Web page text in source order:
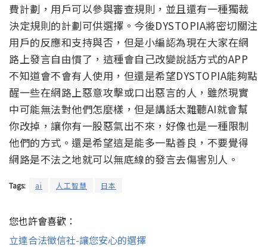
費計劃，用戶可以參與審查規則，並且還有一種獨裁
決定規則的計劃可供選擇。今後DYSTOPIA將密切關注
用戶的反應和支持與否，但是小編認為現在大家在網
路上發言自由慣了，這種會自己改變說話方式的APP
不知道會不會有人使用，但還是希望DYSTOPIA能夠點
醒一些在網路上惡意攻擊或口出惡言的人，雖然現實
中可能無法對他們怎麼樣，但是講話太難聽AI就會幫
你改掉，讓你有一股惡氣出不來，好像也是一種限制
他們的方式。還是希望這是能多一點善良，不要覺得
網路是不法之地就可以無底線的發言去傷害別人。
Tags: ai 人工智慧 日本
您也許會喜歡：
立達合法徵信社-讓您安心的選擇